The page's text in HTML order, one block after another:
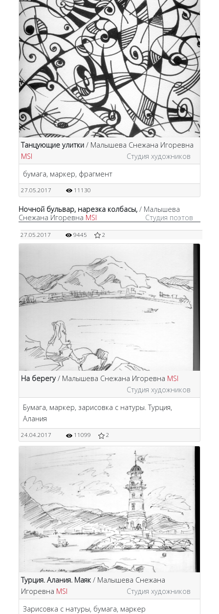
Танцующие улитки / Малышева Снежана Игоревна
MSI
Студия художников
бумага, маркер, фрагмент
27.05.2017 11130
Ночной бульвар, нарезка колбасы, / Малышева
Снежана Игоревна MSI Студия поэтов
27.05.2017 9445 2
На берегу/ Малышева Снежана Игоревна MSI
Студия художников
Бумага, маркер, зарисовка с натуры. Турция,
Алания
24.04.2017 11099 2
Турция. Алания. Маяк / Малышева Снежана
Игоревна MSI
Студия художников
Зарисовка с натуры, бумага, маркер